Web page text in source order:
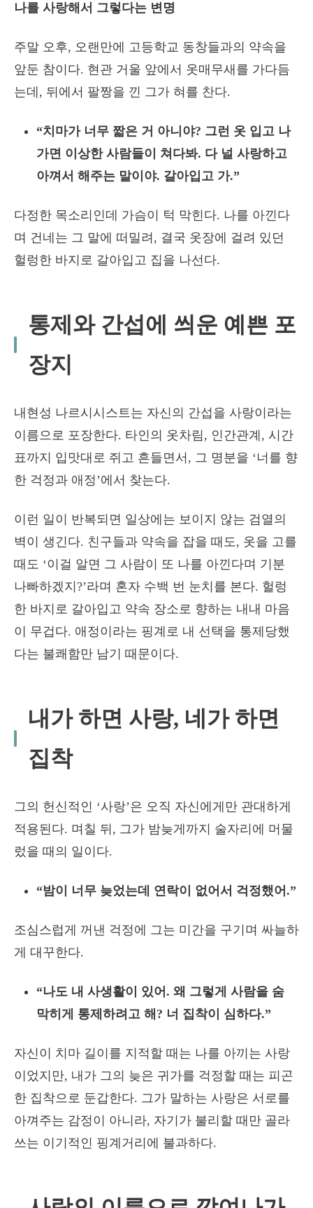
나를 사랑해서 그렇다는 변명
주말 오후, 오랜만에 고등학교 동창들과의 약속을
앞둔 참이다. 현관 거울 앞에서 옷매무새를 가다듬
는데, 뒤에서 팔짱을 낀 그가 혀를 찬다.
“치마가 너무 짧은 거 아니야? 그런 옷 입고 나
가면 이상한 사람들이 쳐다봐. 다 널 사랑하고
아껴서 해주는 말이야. 갈아입고 가.”
다정한 목소리인데 가슴이 턱 막힌다. 나를 아낀다
며 건네는 그 말에 떠밀려, 결국 옷장에 걸려 있던
헐렁한 바지로 갈아입고 집을 나선다.
통제와 간섭에 씌운 예쁜 포
장지
내현성 나르시시스트는 자신의 간섭을 사랑이라는
이름으로 포장한다. 타인의 옷차림, 인간관계, 시간
표까지 입맛대로 쥐고 흔들면서, 그 명분을 ‘너를 향
한 걱정과 애정’에서 찾는다.
이런 일이 반복되면 일상에는 보이지 않는 검열의
벽이 생긴다. 친구들과 약속을 잡을 때도, 옷을 고를
때도 ‘이걸 알면 그 사람이 또 나를 아낀다며 기분
나빠하겠지?’라며 혼자 수백 번 눈치를 본다. 헐렁
한 바지로 갈아입고 약속 장소로 향하는 내내 마음
이 무겁다. 애정이라는 핑계로 내 선택을 통제당했
다는 불쾌함만 남기 때문이다.
내가 하면 사랑, 네가 하면
집착
그의 헌신적인 ‘사랑’은 오직 자신에게만 관대하게
적용된다. 며칠 뒤, 그가 밤늦게까지 술자리에 머물
렀을 때의 일이다.
“밤이 너무 늦었는데 연락이 없어서 걱정했어.”
조심스럽게 꺼낸 걱정에 그는 미간을 구기며 싸늘하
게 대꾸한다.
“나도 내 사생활이 있어. 왜 그렇게 사람을 숨
막히게 통제하려고 해? 너 집착이 심하다.”
자신이 치마 길이를 지적할 때는 나를 아끼는 사랑
이었지만, 내가 그의 늦은 귀가를 걱정할 때는 피곤
한 집착으로 둔갑한다. 그가 말하는 사랑은 서로를
아껴주는 감정이 아니라, 자기가 불리할 때만 골라
쓰는 이기적인 핑계거리에 불과하다.